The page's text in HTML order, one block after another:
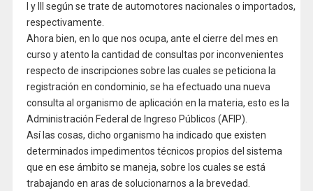
I y III según se trate de automotores nacionales o importados,
respectivamente.
Ahora bien, en lo que nos ocupa, ante el cierre del mes en
curso y atento la cantidad de consultas por inconvenientes
respecto de inscripciones sobre las cuales se peticiona la
registración en condominio, se ha efectuado una nueva
consulta al organismo de aplicación en la materia, esto es la
Administración Federal de Ingreso Públicos (AFIP).
Así las cosas, dicho organismo ha indicado que existen
determinados impedimentos técnicos propios del sistema
que en ese ámbito se maneja, sobre los cuales se está
trabajando en aras de solucionarnos a la brevedad.